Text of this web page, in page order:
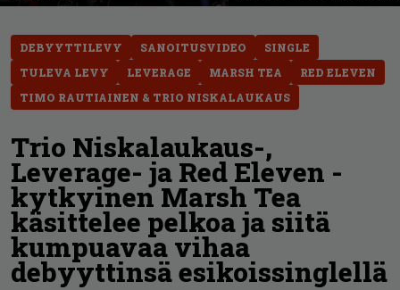
DEBYYTTILEVY SANOITUSVIDEO
SINGLE
TULEVA LEVY
LEVERAGE MARSH TEA
RED ELEVEN
TIMO RAUTIAINEN & TRIO NISKALAUKAUS
Trio Niskalaukaus-,
Leverage- ja Red Eleven -
kytkyinen Marsh Tea
käsittelee pelkoa ja siitä
kumpuavaa vihaa
debyyttinsä esikoissinglellä